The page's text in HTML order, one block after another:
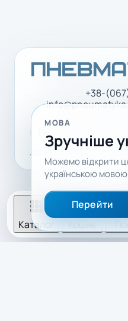
+38-
Facebook
Доставка і оплата Політика
Каталог
МОВА
Зручніше
Можемо відкрити
українською
Перейти